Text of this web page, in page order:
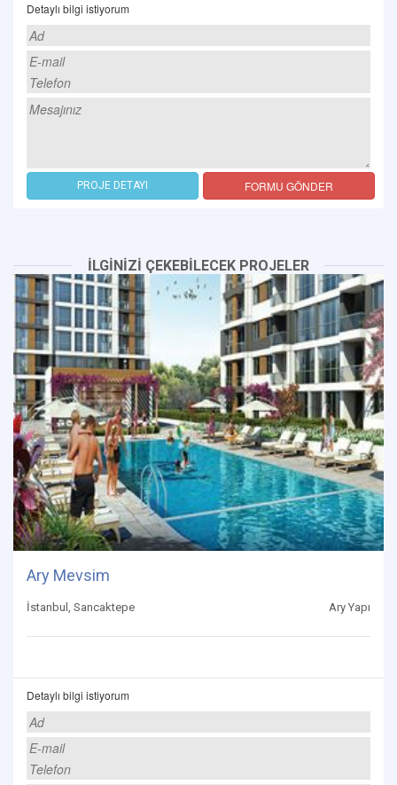
Detaylı bilgi istiyorum
PROJE DETAYI FORMU GÖNDER
İLGİNİZİ ÇEKEBİLECEK PROJELER
Ary Mevsim
İstanbul, Sancaktepe Ary Yapı
Detaylı bilgi istiyorum